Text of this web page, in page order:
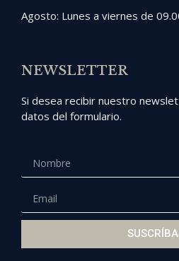
Agosto: Lunes a viernes de
NEWSLETTER
Si desea recibir nuestro
datos del formulario.